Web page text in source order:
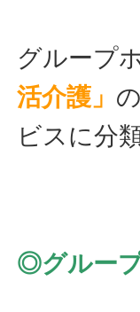
グループ
活介護」
ビスに分
◎グルー